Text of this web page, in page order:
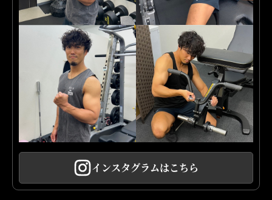
インスタグラムはこちら